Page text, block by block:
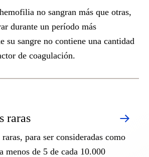
no sangran más que otras,
durante un período más
su sangre no contiene una cantidad
de coagulación.
raras
para ser consideradas como
menos de 5 de cada 10.000